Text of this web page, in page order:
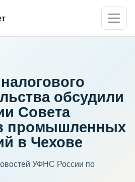
обсудили
Совета
промышленных
в Чехове
УФНС России по